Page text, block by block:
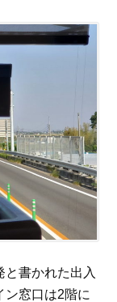
書かれた出入
ン窓口は2階に